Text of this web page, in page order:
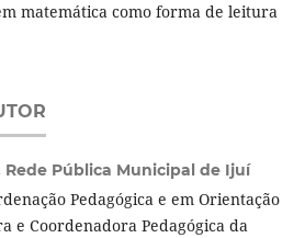
matemática como forma de leitura
Rede Pública Municipal de Ijuí
Pedagógica e em Orientação
e Coordenadora Pedagógica da